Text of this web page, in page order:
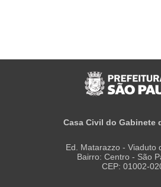
Casa Civil do Gabinete
Ed. Matarazzo - Viaduto
Bairro: Centro - São
CEP: 01002-